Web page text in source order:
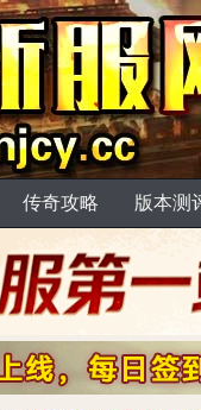
传奇攻略 版本测